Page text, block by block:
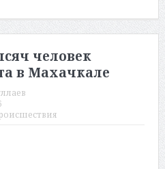
человек
в Махачкале